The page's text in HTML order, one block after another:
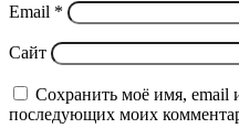
Email *
Сайт
Сохранить моё имя, email
последующих моих